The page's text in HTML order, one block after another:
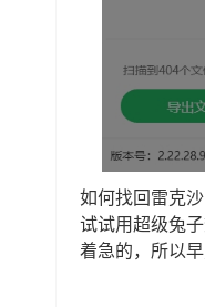
如何找回雷克
试试用超级兔
着急的，所以